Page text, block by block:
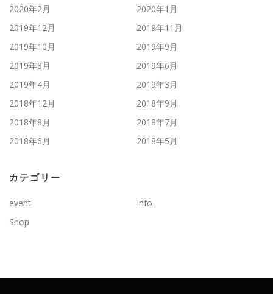
2020年2月
2020年1月
2019年12月
2019年11月
2019年10月
2019年9月
2019年8月
2019年6月
2019年4月
2019年3月
2018年12月
2018年9月
2018年8月
2018年7月
2018年6月
2018年5月
カテゴリー
event
Info
Shop